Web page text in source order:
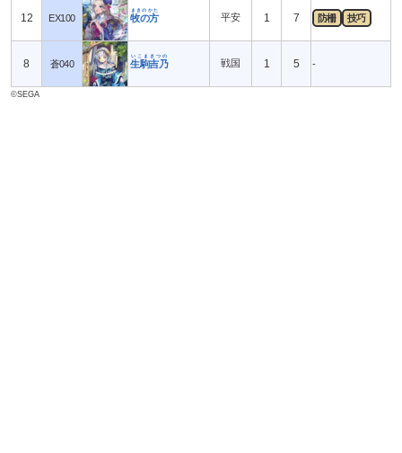
12 EX100 牧の方
まきのかた
平安 1 7 防柵 技巧
8 蒼040 生駒吉乃
いこまきつの
戦国 1 5 -
©SEGA